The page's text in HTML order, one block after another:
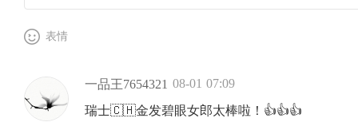
表情
一品王7654321 08-01 07:09
瑞士🇨🇭金发碧眼女郎太棒啦！👍👍👍